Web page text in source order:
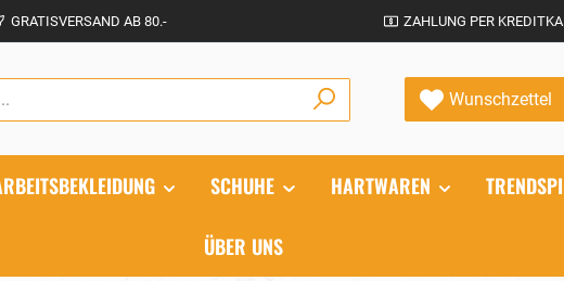
GRATISVERSAND AB 80.- ZAHLUNG PER
Wunschzettel
SCHUHE HARTWAREN
ÜBER UNS